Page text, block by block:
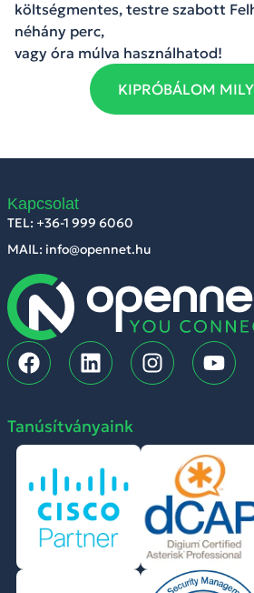
költségmentes, testre szabott
néhány perc,
vagy óra múlva használhatod!
KIPRÓBÁLOM
Kapcsolat
TEL: +36-1 999 6060
MAIL: info@opennet.hu
Tanúsítványaink